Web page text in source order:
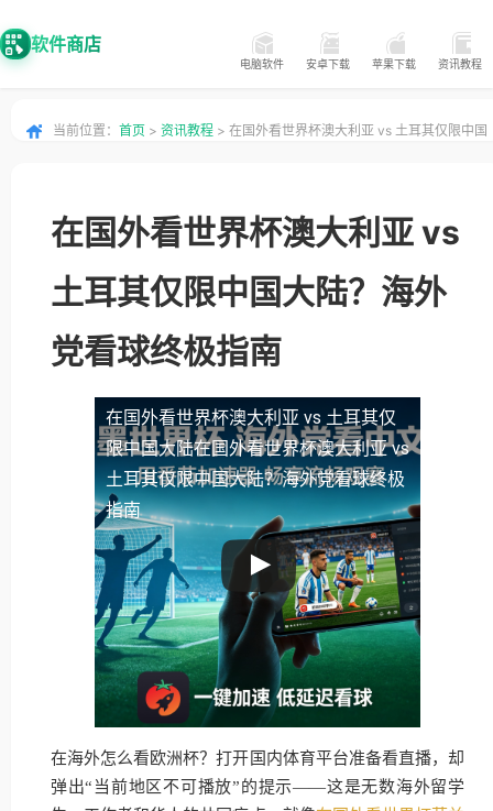
软件商店
电脑软件 安卓下载 苹果下载 资讯教程
当前位置： 首页 > 资讯教程 > 在国外看世界杯澳大利亚 vs 土耳其仅限中国
在国外看世界杯澳大利亚 vs
土耳其仅限中国大陆？海外
党看球终极指南
在国外看世界杯澳大利亚 vs 土耳其仅
限中国大陆在国外看世界杯澳大利亚 vs
土耳其仅限中国大陆？海外党看球终极
指南
在海外怎么看欧洲杯？打开国内体育平台准备看直播，却
弹出“当前地区不可播放”的提示——这是无数海外留学